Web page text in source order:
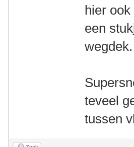
hier
een
wegdek.
teveel
tussen